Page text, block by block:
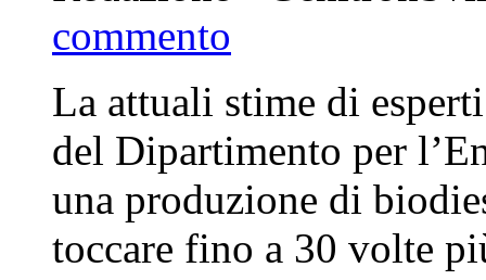
commento
La attuali stime di
del Dipartimento per
una produzione di
toccare fino a 30 volte